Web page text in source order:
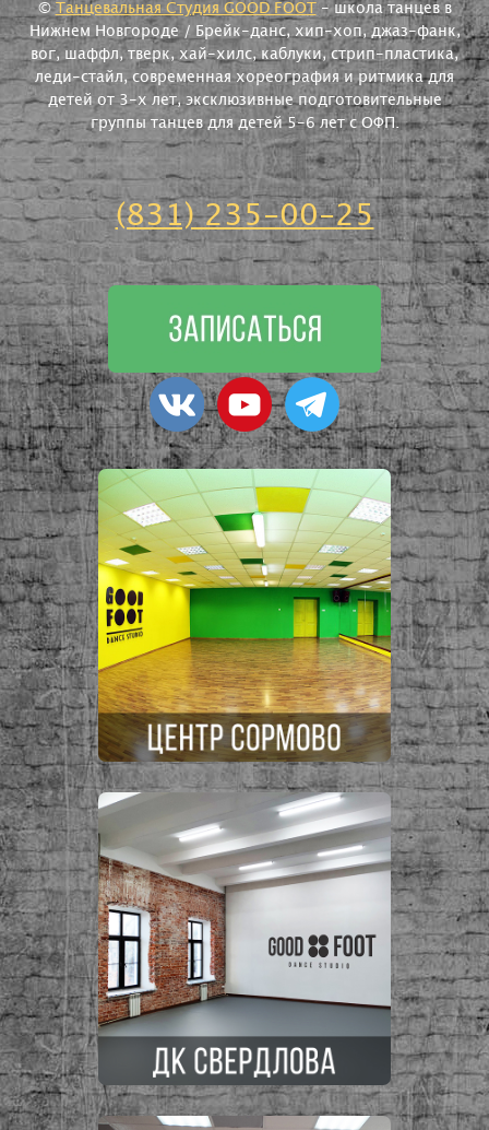
©Танцевальная Студия GOOD FOOT
- школа танцев в
Нижнем Новгороде / Брейк-данс, хип-хоп, джаз-фанк,
вог, шаффл, тверк, хай-хилс, каблуки, стрип-пластика,
леди-стайл, современная хореография и ритмика для
детей от 3-х лет, эксклюзивные подготовительные
группы танцев для детей 5-6 лет с ОФП.
(831) 235-00-25